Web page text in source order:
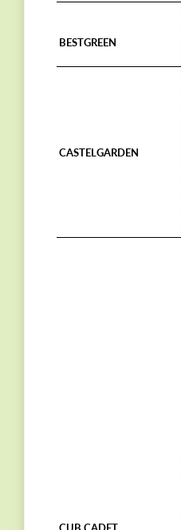
BESTGREEN
CASTELGARDEN